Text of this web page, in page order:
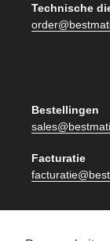
Technische
Bestellingen
Facturatie